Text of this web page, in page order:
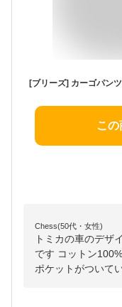
この
Chess(50代・女性)
トミカの車のデザ
です コットン
ポケットがついて